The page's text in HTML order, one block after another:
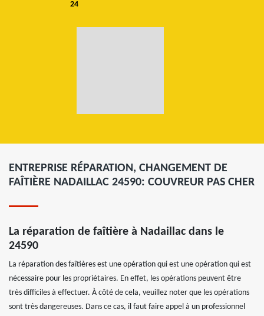
24
ENTREPRISE RÉPARATION, CHANGEMENT DE
FAÎTIÈRE NADAILLAC 24590: COUVREUR PAS CHER
La réparation de faîtière à Nadaillac dans le
24590
La réparation des faîtières est une opération qui est une opération qui est
nécessaire pour les propriétaires. En effet, les opérations peuvent être
très difficiles à effectuer. À côté de cela, veuillez noter que les opérations
sont très dangereuses. Dans ce cas, il faut faire appel à un professionnel